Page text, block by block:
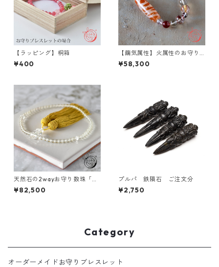
【ラッピング】桐箱
¥400
【繭気属性】火属性のお守り
ブレスレット「祝り」 レッド
ルチルクォーツ チベットアン
¥58,300
天然石の2wayお守り数珠「ふ
たえ」 リビアングラス ガネー
シュヒマール 略式数珠【イン
¥82,500
プルパ 鉄隕石 ご注文分
¥2,750
Category
オーダーメイドお守りブレスレット